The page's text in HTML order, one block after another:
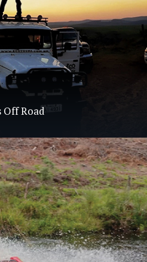
Off Road